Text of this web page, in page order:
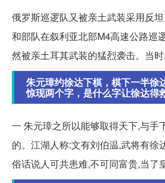
俄罗斯巡逻队又被亲土武装采用反
和部队在叙利亚北部M4高速公路巡
然被亲土耳其武装的猛烈袭击。当时
朱元璋约徐达下棋，棋下一半徐
惊现两个字，是什么字让徐达得
一 朱元璋之所以能够取得天下,与手
的。江湖人称:文有刘伯温,武将有徐
俗话说人可共患难,不可同富贵,当了